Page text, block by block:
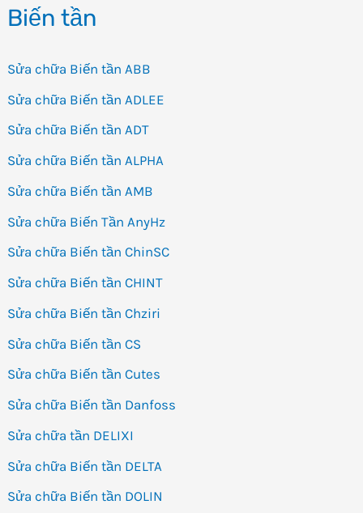
Biến tần
Sửa chữa Biến tần ABB
Sửa chữa Biến tần ADLEE
Sửa chữa Biến tần ADT
Sửa chữa Biến tần ALPHA
Sửa chữa Biến tần AMB
Sửa chữa Biến Tần AnyHz
Sửa chữa Biến tần ChinSC
Sửa chữa Biến tần CHINT
Sửa chữa Biến tần Chziri
Sửa chữa Biến tần CS
Sửa chữa Biến tần Cutes
Sửa chữa Biến tần Danfoss
Sửa chữa tần DELIXI
Sửa chữa Biến tần DELTA
Sửa chữa Biến tần DOLIN